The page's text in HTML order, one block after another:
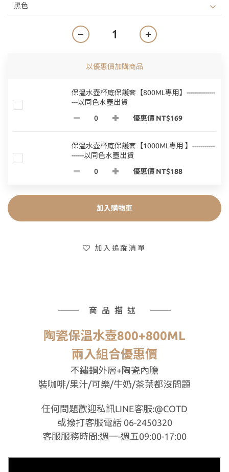
以優惠價加購商品
保溫水壺杯底保護套【800ML專用】--------------
---以同色水壺出貨
優惠價 NT$169
保溫水壺杯底保護套【1000ML專用 】-----------
------以同色水壺出貨
優惠價 NT$188
加入購物車
加入追蹤清單
商品描述
陶瓷保溫水壺800+800ML
兩入組合優惠價
不鏽鋼外層+陶瓷內膽
裝咖啡/果汁/可樂/牛奶/茶葉都沒問題
任何問題歡迎私訊LINE客服:@COTD
或撥打客服電話 06-2450320
客服服務時間:週一-週五09:00-17:00